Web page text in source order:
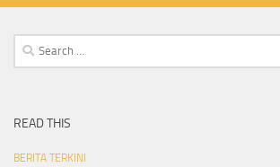
Search
for:
READ THIS
BERITA TERKINI